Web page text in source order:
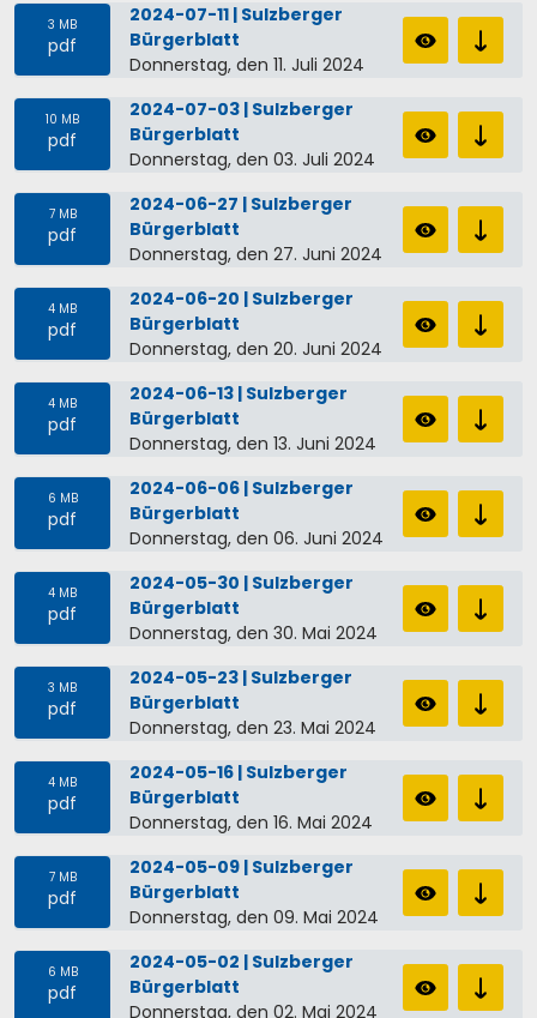
3 MB
pdf
2024-07-11 | Sulzberger
Bürgerblatt
Donnerstag, den 11. Juli 2024
10 MB
pdf
2024-07-03 | Sulzberger
Bürgerblatt
Donnerstag, den 03. Juli 2024
7 MB
pdf
2024-06-27 | Sulzberger
Bürgerblatt
Donnerstag, den 27. Juni 2024
4 MB
pdf
2024-06-20 | Sulzberger
Bürgerblatt
Donnerstag, den 20. Juni 2024
4 MB
pdf
2024-06-13 | Sulzberger
Bürgerblatt
Donnerstag, den 13. Juni 2024
6 MB
pdf
2024-06-06 | Sulzberger
Bürgerblatt
Donnerstag, den 06. Juni 2024
4 MB
pdf
2024-05-30 | Sulzberger
Bürgerblatt
Donnerstag, den 30. Mai 2024
3 MB
pdf
2024-05-23 | Sulzberger
Bürgerblatt
Donnerstag, den 23. Mai 2024
4 MB
pdf
2024-05-16 | Sulzberger
Bürgerblatt
Donnerstag, den 16. Mai 2024
7 MB
pdf
2024-05-09 | Sulzberger
Bürgerblatt
Donnerstag, den 09. Mai 2024
6 MB
pdf
2024-05-02 | Sulzberger
Bürgerblatt
Donnerstag, den 02. Mai 2024